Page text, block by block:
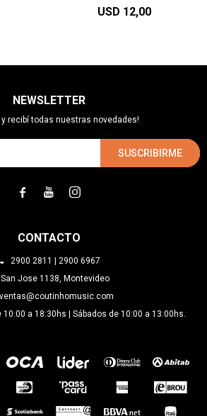
USD 12,00
CONTACTO
2900 2811 | 2900 6967
San Jose 1138, Montevideo
ventas@coutinhomusic.com
10:00 a 18:30hs | Sábados de 10:00 a 13:00hs.
NEWSLETTER
y recibí todas nuestras novedades!
SUSCRIBIRME
  